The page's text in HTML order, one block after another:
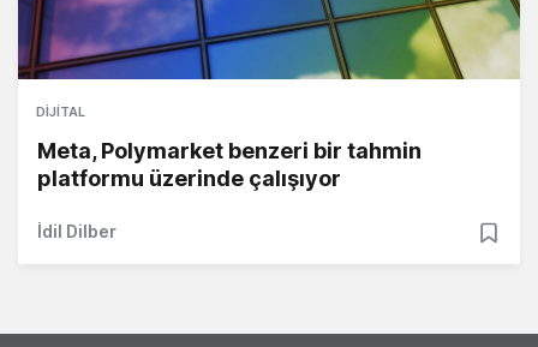
DIJITAL
Meta, Polymarket benzeri bir tahmin
platformu üzerinde çalışıyor
İdil Dilber